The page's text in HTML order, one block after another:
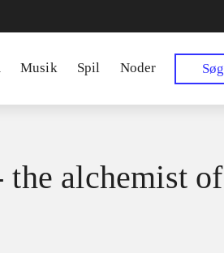
Musik Spil Noder Søg
alchemist of